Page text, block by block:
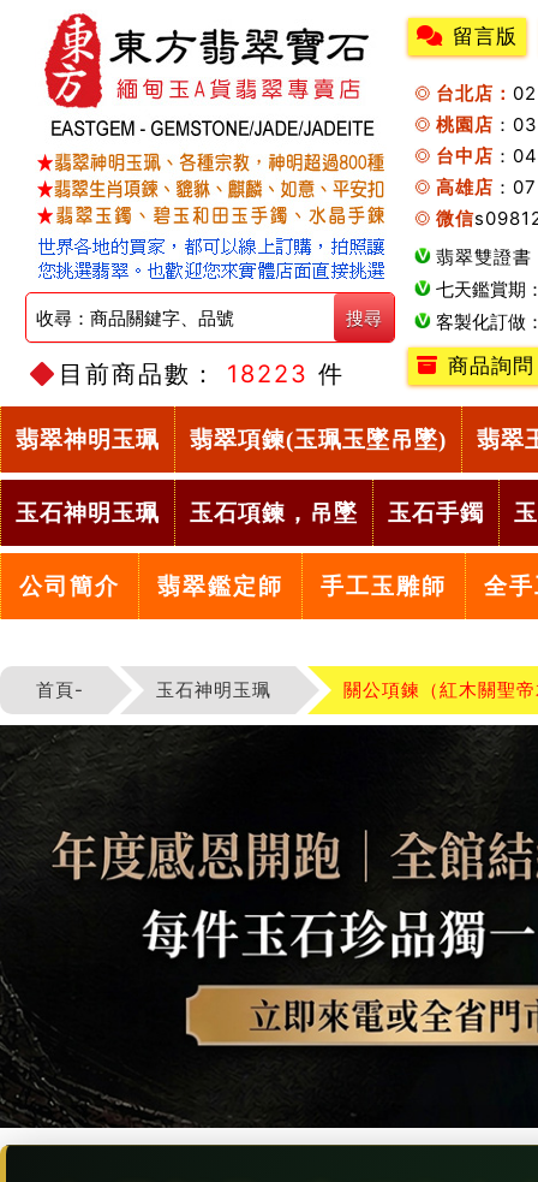
目前商品數： 18223 件
留言版
台北店：
桃園店 ：
台中店 ：
高雄店 ：
微信
翡翠雙證書
七天鑑賞期
客製化訂做
商品詢問
翡翠神明玉珮 翡翠項鍊(玉珮玉墜吊墜) 翡翠
玉石神明玉珮 玉石項鍊，吊墜 玉石手鐲
公司簡介 翡翠鑑定師 手工玉雕師 全
首頁- 玉石神明玉珮 關公項鍊（紅木關聖